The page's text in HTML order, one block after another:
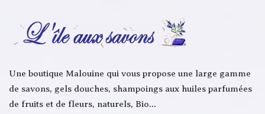
Une boutique Malouine qui vous propose une large gamme
de savons, gels douches, shampoings aux huiles parfumées
de fruits et de fleurs, naturels, Bio…